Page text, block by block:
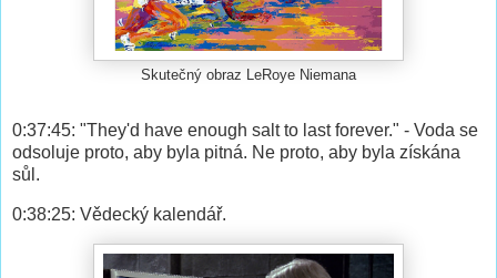
Skutečný obraz LeRoye Niemana
0:37:45: "They'd have enough salt to last forever." - Voda se
odsoluje proto, aby byla pitná. Ne proto, aby byla získána
sůl.
0:38:25: Vědecký kalendář.